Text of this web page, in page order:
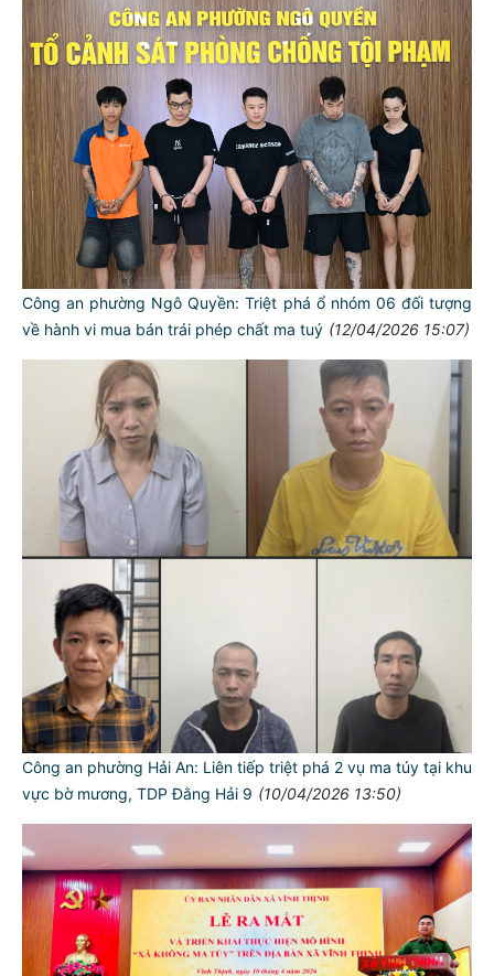
Công an phường Ngô Quyền: Triệt phá ổ nhóm 06 đối tượng
về hành vi mua bán trái phép chất ma tuý (12/04/2026 15:07)
Công an phường Hải An: Liên tiếp triệt phá 2 vụ ma túy tại khu
vực bờ mương, TDP Đằng Hải 9 (10/04/2026 13:50)